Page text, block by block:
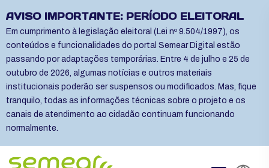
AVISO IMPORTANTE: PERÍODO ELEITORAL
Em cumprimento à legislação eleitoral (Lei nº 9.504/1997), os
conteúdos e funcionalidades do portal Semear Digital estão
passando por adaptações temporárias. Entre 4 de julho e 25 de
outubro de 2026, algumas notícias e outros materiais
institucionais poderão ser suspensos ou modificados. Mas, fique
tranquilo, todas as informações técnicas sobre o projeto e os
canais de atendimento ao cidadão continuam funcionando
normalmente.